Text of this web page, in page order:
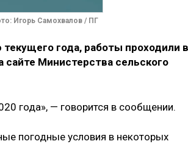
Игорь Самохвалов / ПГ
года, работы проходили в
Министерства сельского
года», — говорится в сообщении.
погодные условия в некоторых